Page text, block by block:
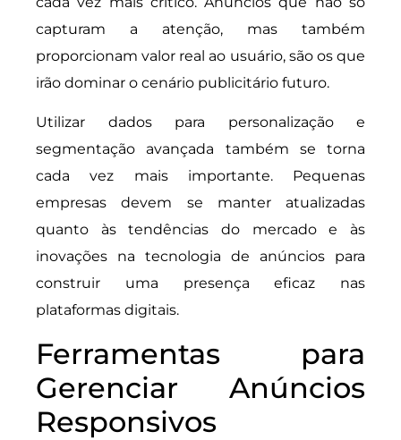
capturam a atenção, mas também
proporcionam valor real ao usuário, são os que
irão dominar o cenário publicitário futuro.
Utilizar dados para personalização e
segmentação avançada também se torna
cada vez mais importante. Pequenas
empresas devem se manter atualizadas
quanto às tendências do mercado e às
inovações na tecnologia de anúncios para
construir uma presença eficaz nas
plataformas digitais.
Ferramentas para
Gerenciar Anúncios
Responsivos